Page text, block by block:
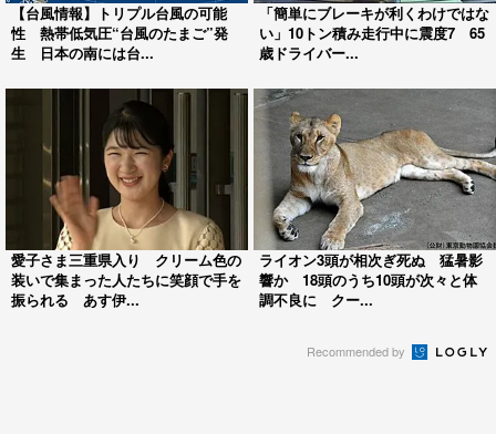
【台風情報】トリプル台風の可能
性 熱帯低気圧“台風のたまご”発
生 日本の南には台...
「簡単にブレーキが利くわけではな
い」10トン積み走行中に震度7 65
歳ドライバー...
愛子さま三重県入り クリーム色の
装いで集まった人たちに笑顔で手を
振られる あす伊...
ライオン3頭が相次ぎ死ぬ 猛暑影
響か 18頭のうち10頭が次々と体
調不良に クー...
Recommended by